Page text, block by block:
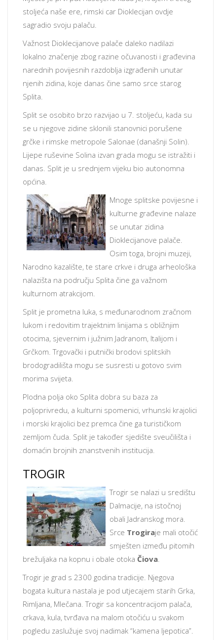
stoljeća naše ere, rimski car Dioklecijan ovdje
sagradio svoju palaču.
Važnost Dioklecijanove palače daleko nadilazi
lokalno značenje zbog razine očuvanosti i građevina
narednih povijesnih razdoblja izgrađenih unutar
njenih zidina, koje danas čine samo srce starog
Splita.
Split se osobito brzo razvijao u 7. stoljeću, kada su
se u njegove zidine sklonili stanovnici porušene
grčke i rimske metropole Salonae (današnji Solin).
Lijepe ruševine Solina izvan grada mogu se istražiti i
danas. Split je u srednjem vijeku bio autonomna
općina.
Mnoge splitske povijesne i
kulturne građevine nalaze
se unutar zidina
Dioklecijanove palače.
Osim toga, brojni muzeji,
Narodno kazalište, te stare crkve i druga arheološka
nalazišta na području Splita čine ga važnom
kulturnom atrakcijom.
Split je prometna luka, s međunarodnom zračnom
lukom i redovitim trajektnim linijama s obližnjim
otocima, sjevernim i južnim Jadranom, Italijom i
Grčkom. Trgovački i putnički brodovi splitskih
brodogradilišta mogu se susresti u gotovo svim
morima svijeta.
Plodna polja oko Splita dobra su baza za
poljoprivredu, a kulturni spomenici, vrhunski krajolici
i morski krajolici bez premca čine ga turističkom
zemljom čuda. Split je također sjedište sveučilišta i
domaćin brojnih znanstvenih institucija.
TROGIR
Trogir se nalazi u središtu
Dalmacije, na istočnoj
obali Jadranskog mora.
Srce Trogiraje mali otočić
smješten između pitomih
brežuljaka na kopnu i obale otoka Čiova.
Trogir je grad s 2300 godina tradicije. Njegova
bogata kultura nastala je pod utjecajem starih Grka,
Rimljana, Mlečana. Trogir sa koncentracijom palača,
crkava, kula, tvrđava na malom otočiću u svakom
pogledu zaslužuje svoj nadimak “kamena ljepotica”.